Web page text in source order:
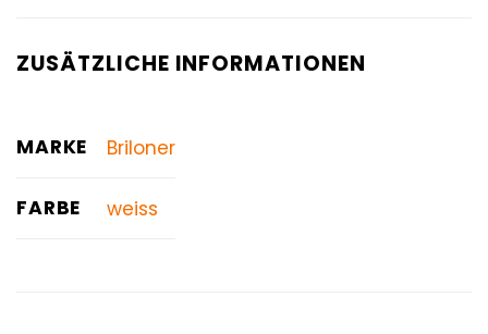
ZUSÄTZLICHE INFORMATIONEN
MARKE Briloner
FARBE weiss